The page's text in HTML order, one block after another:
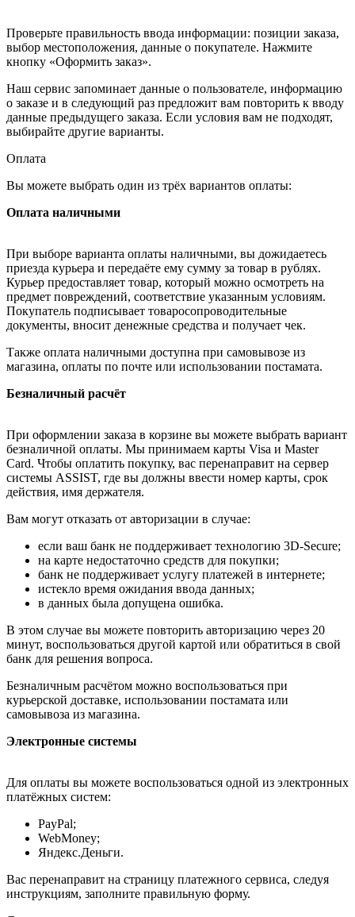
Проверьте правильность ввода информации: позиции заказа,
выбор местоположения, данные о покупателе. Нажмите
кнопку «Оформить заказ».
Наш сервис запоминает данные о пользователе, информацию
о заказе и в следующий раз предложит вам повторить к вводу
данные предыдущего заказа. Если условия вам не подходят,
выбирайте другие варианты.
Оплата
Вы можете выбрать один из трёх вариантов оплаты:
Оплата наличными
При выборе варианта оплаты наличными, вы дожидаетесь
приезда курьера и передаёте ему сумму за товар в рублях.
Курьер предоставляет товар, который можно осмотреть на
предмет повреждений, соответствие указанным условиям.
Покупатель подписывает товаросопроводительные
документы, вносит денежные средства и получает чек.
Также оплата наличными доступна при самовывозе из
магазина, оплаты по почте или использовании постамата.
Безналичный расчёт
При оформлении заказа в корзине вы можете выбрать вариант
безналичной оплаты. Мы принимаем карты Visa и Master
Card. Чтобы оплатить покупку, вас перенаправит на сервер
системы ASSIST, где вы должны ввести номер карты, срок
действия, имя держателя.
Вам могут отказать от авторизации в случае:
если ваш банк не поддерживает технологию 3D-Secure;
на карте недостаточно средств для покупки;
банк не поддерживает услугу платежей в интернете;
истекло время ожидания ввода данных;
в данных была допущена ошибка.
В этом случае вы можете повторить авторизацию через 20
минут, воспользоваться другой картой или обратиться в свой
банк для решения вопроса.
Безналичным расчётом можно воспользоваться при
курьерской доставке, использовании постамата или
самовывоза из магазина.
Электронные системы
Для оплаты вы можете воспользоваться одной из электронных
платёжных систем:
PayPal;
WebMoney;
Яндекс.Деньги.
Вас перенаправит на страницу платежного сервиса, следуя
инструкциям, заполните правильную форму.